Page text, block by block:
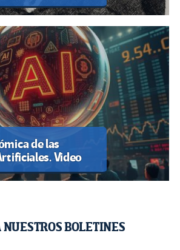
de las
Video
BOLETINES